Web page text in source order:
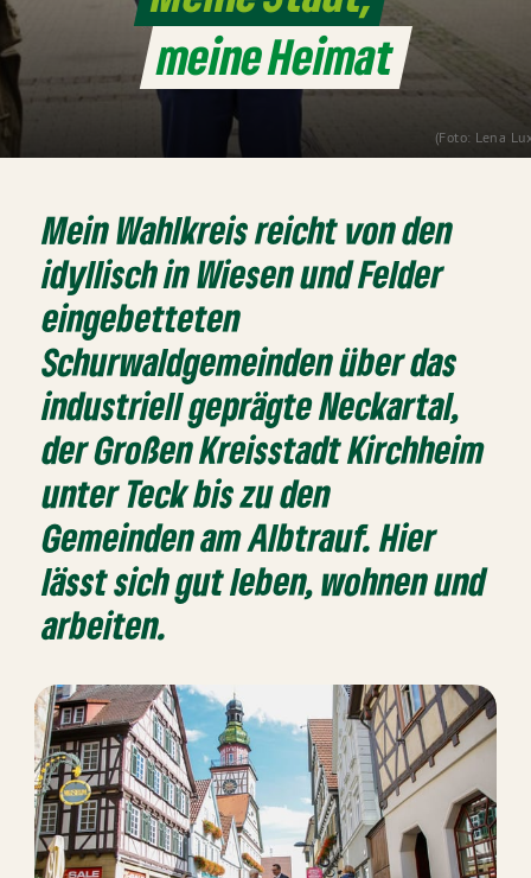
(Foto: Lena
meine Heimat
Mein Wahlkreis reicht von den
idyllisch in Wiesen und Felder
eingebetteten
Schurwaldgemeinden über das
industriell geprägte Neckartal,
der Großen Kreisstadt Kirchheim
unter Teck bis zu den
Gemeinden am Albtrauf. Hier
lässt sich gut leben, wohnen und
arbeiten.